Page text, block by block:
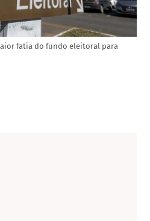
fatia do fundo eleitoral para